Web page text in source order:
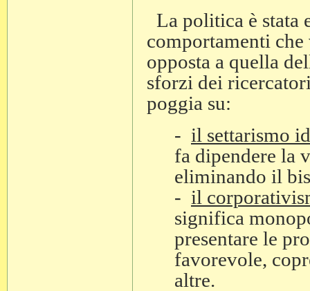
La politica è stata
comportamenti che
opposta a quella
sforzi dei
poggia su:
- il settarismo
fa dipendere la
eliminando il
- il
significa
presentare le
favorevole,
altre.